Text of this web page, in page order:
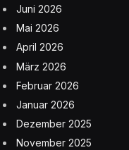
Juni 2026
Mai 2026
April 2026
März 2026
Februar 2026
Januar 2026
Dezember 2025
November 2025